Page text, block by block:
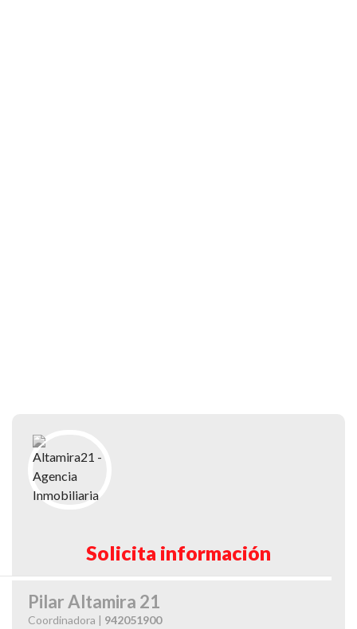
Solicita información
Pilar Altamira 21
Coordinadora | 942051900